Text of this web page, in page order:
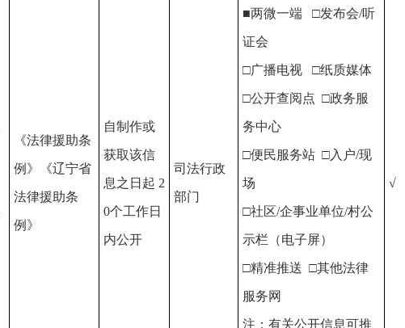
《法律援助条
例》《辽宁省
法律援助条
例》
自制作或
获取该信
息之日起 2
0个工作日
内公开
司法行政
部门
■两微一端 □发布会/听
证会
□广播电视 □纸质媒体
□公开查阅点 □政务服
务中心
□便民服务站 □入户/现
场
□社区/企事业单位/村公
示栏（电子屏）
□精准推送 □其他法律
服务网
注：有关公开信息可推
√